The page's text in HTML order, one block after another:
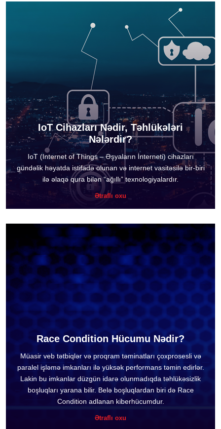
IoT Cihazları Nədir, Təhlükələri
Nələrdir?
IoT (Internet of Things – Əşyaların İnterneti) cihazları
gündəlik həyatda istifadə olunan və internet vasitəsilə bir-biri
ilə əlaqə qura bilən “ağıllı” texnologiyalardır.
Ətraflı oxu
Race Condition Hücumu Nədir?
Müasir veb tətbiqlər və proqram təminatları çoxprosesli və
paralel işləmə imkanları ilə yüksək performans təmin edirlər.
Lakin bu imkanlar düzgün idarə olunmadıqda təhlükəsizlik
boşluqları yarana bilir. Belə boşluqlardan biri də Race
Condition adlanan kiberhücumdur.
Ətraflı oxu